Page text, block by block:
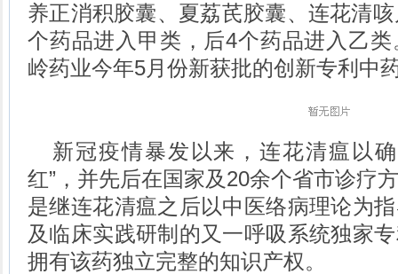
养正消积胶囊、夏荔芪胶囊、连花清
个药品进入甲类，后4个药品进入乙
岭药业今年5月份新获批的创新专利中
新冠疫情暴发以来，连花清瘟以
红”，并先后在国家及20余个省市诊疗
是继连花清瘟之后以中医络病理论为
及临床实践研制的又一呼吸系统独家
拥有该药独立完整的知识产权。